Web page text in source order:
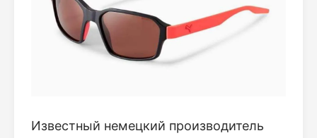
Известный немецкий производитель